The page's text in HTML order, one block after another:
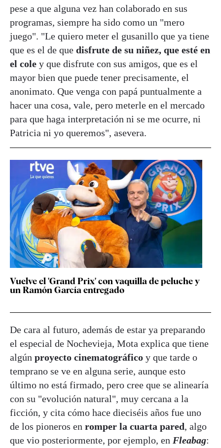
pese a que alguna vez han colaborado en sus
programas, siempre ha sido como un "mero
juego". "Le quiero meter el gusanillo que ya tiene
que es el de que disfrute de su niñez, que esté en
el cole y que disfrute con sus amigos, que es el
mayor bien que puede tener precisamente, el
anonimato. Que venga con papá puntualmente a
hacer una cosa, vale, pero meterle en el mercado
para que haga interpretación ni se me ocurre, ni
Patricia ni yo queremos", asevera.
Vuelve el 'Grand Prix' con vaquilla de peluche y
un Ramón García entregado
De cara al futuro, además de estar ya preparando
el especial de Nochevieja, Mota explica que tiene
algún proyecto cinematográfico y que tarde o
temprano se ve en alguna serie, aunque esto
último no está firmado, pero cree que se alinearía
con su "evolución natural", muy cercana a la
ficción, y cita cómo hace dieciséis años fue uno
de los pioneros en romper la cuarta pared, algo
que vio posteriormente, por ejemplo, en Fleabag: